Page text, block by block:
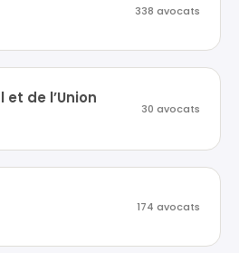
338 avocats
de l’Union
30 avocats
174 avocats